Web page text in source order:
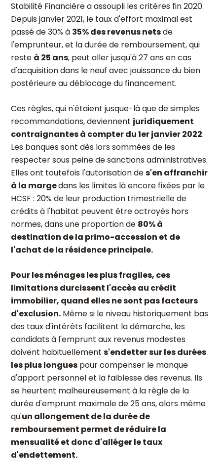
Stabilité Financière a assoupli les critères fin 2020.
Depuis janvier 2021, le taux d'effort maximal est
passé de 30% à 35% des revenus netsde
l'emprunteur, et la durée de remboursement, qui
reste à 25 ans, peut aller jusqu'à 27 ans en cas
d'acquisition dans le neuf avec jouissance du bien
postérieure au déblocage du financement.
Ces règles, qui n'étaient jusque-là que de simples
recommandations, deviennent juridiquement
contraignantes à compter du 1er janvier 2022.
Les banques sont dès lors sommées de les
respecter sous peine de sanctions administratives.
Elles ont toutefois l'autorisation des'en affranchir
à la margedans les limites là encore fixées par le
HCSF : 20% de leur production trimestrielle de
crédits à l'habitat peuvent être octroyés hors
normes, dans une proportion de 80% à
destination de la primo-accession et de
l'achat de la résidence principale.
Pour les ménages les plus fragiles, ces
limitations durcissent l'accès au crédit
immobilier, quand elles ne sont pas facteurs
d'exclusion. Même si le niveau historiquement bas
des taux d'intérêts facilitent la démarche, les
candidats à l'emprunt aux revenus modestes
doivent habituellement s'endetter sur les durées
les plus longues pour compenser le manque
d'apport personnel et la faiblesse des revenus. Ils
se heurtent malheureusement à la règle de la
durée d'emprunt maximale de 25 ans, alors même
qu'un allongement de la durée de
remboursement permet de réduire la
mensualité et donc d'alléger le taux
d'endettement.